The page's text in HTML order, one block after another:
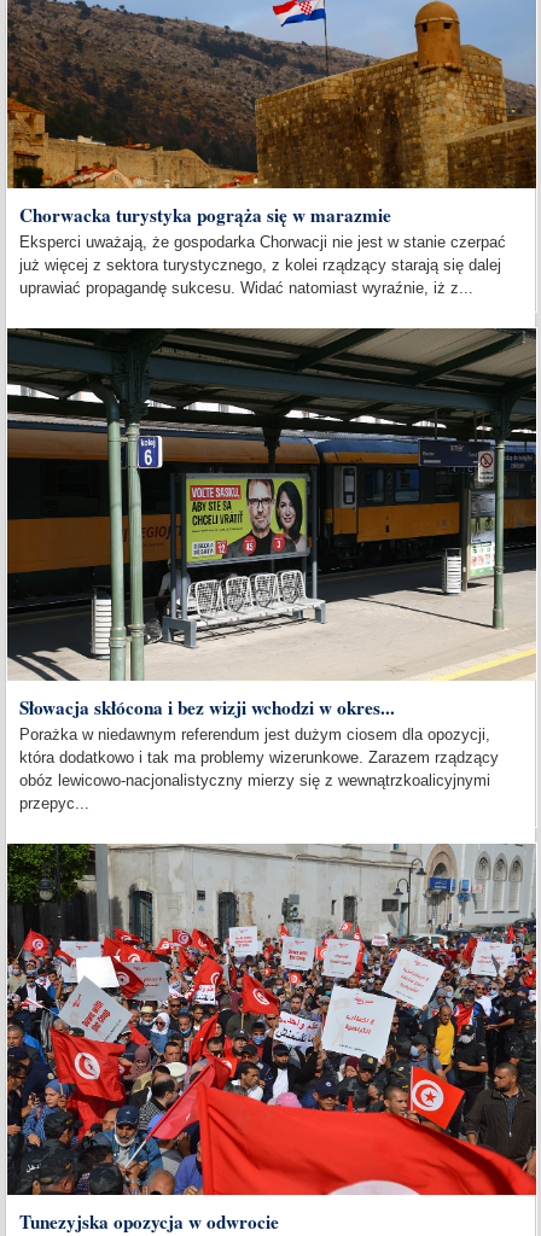
Chorwacka turystyka pogrąża się w marazmie
Eksperci uważają, że gospodarka Chorwacji nie jest w stanie czerpać
już więcej z sektora turystycznego, z kolei rządzący starają się dalej
uprawiać propagandę sukcesu. Widać natomiast wyraźnie, iż z...
Słowacja skłócona i bez wizji wchodzi w okres...
Porażka w niedawnym referendum jest dużym ciosem dla opozycji,
która dodatkowo i tak ma problemy wizerunkowe. Zarazem rządzący
obóz lewicowo-nacjonalistyczny mierzy się z wewnątrzkoalicyjnymi
przepyc...
Tunezyjska opozycja w odwrocie